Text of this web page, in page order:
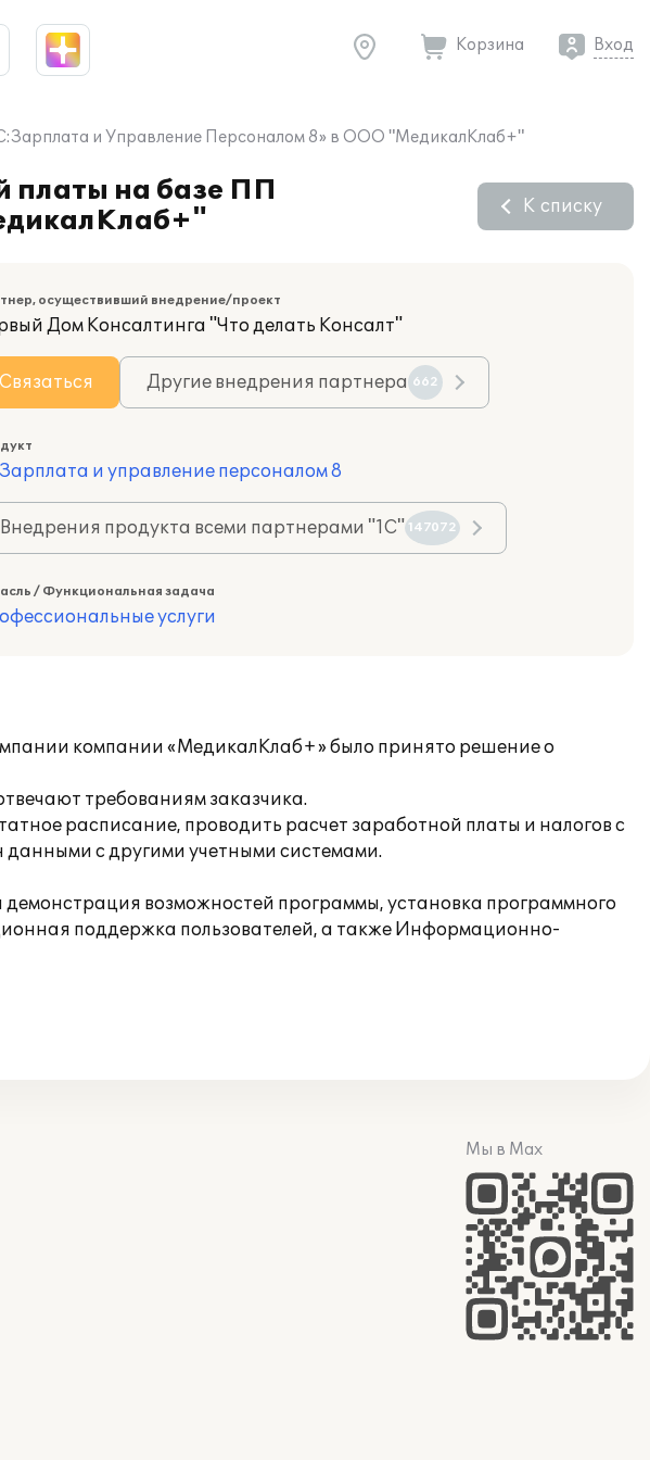
Корзина Вход
и Управление Персоналом 8» в ООО "МедикалКлаб+"
платы на базе ПП
К списку
осуществивший внедрение/проект
Дом Консалтинга "Что делать Консалт"
Связаться Другие внедрения партнера 662
и управление персоналом 8
Внедрения продукта всеми партнерами "1С" 147072
/ Функциональная задача
услуги
компании «МедикалКлаб+» было принято решение о
требованиям заказчика.
расписание, проводить расчет заработной платы и налогов с
с другими учетными системами.
возможностей программы, установка программного
поддержка пользователей, а также Информационно-
Мы в Max